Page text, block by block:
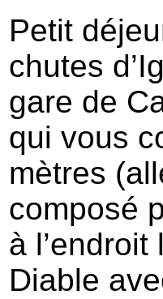
Petit
chutes
gare de
qui vous
mètres
composé
à
Diable